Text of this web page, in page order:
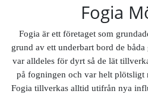
Fogia
Fogia är ett företaget som
grund av ett underbart bord de
var alldeles för dyrt så de lät
på fogningen och var helt plötsligt
Fogia tillverkas alltid utifrån nya